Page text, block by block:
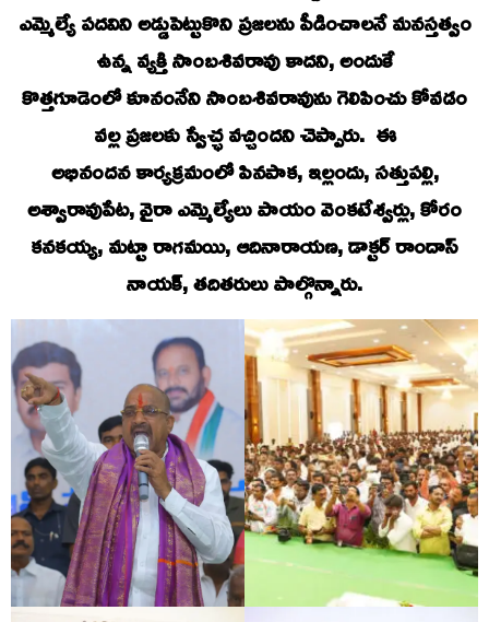
ఎమ్మెల్యే పదవిని అడ్డుపెట్టుకొని ప్రజలను పీడించాలనే మనస్తత్వం
ఉన్న వ్యక్తి సాంబశివరావు కాదని, అందుకే
కొత్తగూడెంలో కూనంనేని సాంబశివరావును గెలిపించు కోవడం
వల్ల ప్రజలకు స్వేచ్ఛ వచ్చిందని చెప్పారు. ఈ
అభినందన కార్యక్రమంలో పినపాక, ఇల్లందు, సత్తుపల్లి,
అశ్వారావుపేట, వైరా ఎమ్మెల్యేలు పాయం వెంకటేశ్వర్లు, కోరం
కనకయ్య, మట్టా రాగమయి, ఆదినారాయణ, డాక్టర్ రాందాస్
నాయక్, తదితరులు పాల్గొన్నారు.